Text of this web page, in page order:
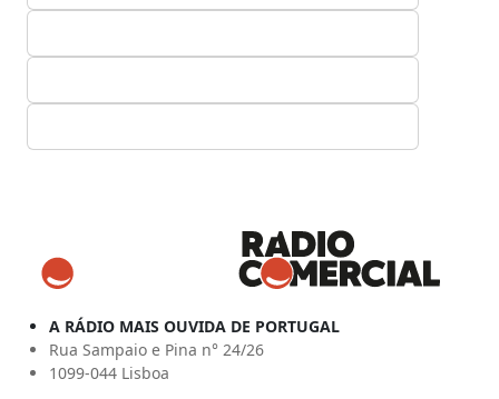
A RÁDIO MAIS OUVIDA DE PORTUGAL
Rua Sampaio e Pina n° 24/26
1099-044 Lisboa